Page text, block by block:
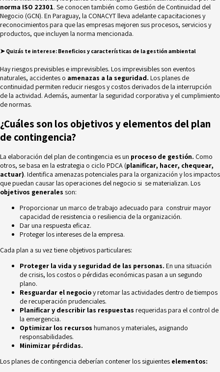
norma ISO 22301. Se conocen también como Gestión de Continuidad del
Negocio (GCN). En Paraguay, la CONACYTlleva adelante capacitaciones y
reconocimientos para que las empresas mejoren sus procesos, servicios y
productos, que incluyen la norma mencionada.
➤ Quizás te interese: Beneficios y características de la gestión ambiental
Hay riesgos previsibles e imprevisibles. Los imprevisibles son eventos
naturales, accidentes o amenazas a la seguridad. Los planes de
continuidad permiten reducir riesgos y costos derivados de la interrupción
de la actividad. Además, aumentar la seguridad corporativa y el cumplimiento
de normas.
¿Cuáles son los objetivos y elementos del plan
de contingencia?
La elaboración del plan de contingencia es un proceso de gestión. Como
otros, se basa en la estrategia o ciclo PDCA (planificar, hacer, chequear,
actuar). Identifica amenazas potenciales para la organización y los impactos
que puedan causar las operaciones del negocio si se materializan. Los
objetivos generales son:
Proporcionar un marco de trabajo adecuado para construir mayor
capacidad de resistencia o resiliencia de la organización.
Dar una respuesta eficaz.
Proteger los intereses de la empresa.
Cada plan a su vez tiene objetivos particulares:
Proteger la vida y seguridad de las personas. En una situación
de crisis, los costos o pérdidas económicas pasan a un segundo
plano.
Resguardar el negocioy retomar las actividades dentro de tiempos
de recuperación prudenciales.
Planificar y describir las respuestas requeridas para el control de
la emergencia.
Optimizar los recursos humanos y materiales, asignando
responsabilidades.
Minimizar pérdidas.
Los planes de contingencia deberían contener los siguientes elementos: